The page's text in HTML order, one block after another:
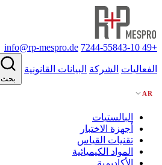
+49 7244-55843-10
info@rp-mespro.de
الفعاليات الشركة البيانات القانونية
بحث
AR
البالستيات
أجهزة الاختبار
تقنيات القياس
المواد الكيميائية
الأكاديمية